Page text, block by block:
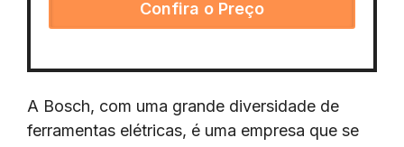
Confira o Preço
A Bosch, com uma grande diversidade de
ferramentas elétricas, é uma empresa que se